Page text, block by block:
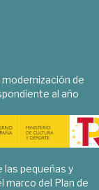
modernización de
al año
las pequeñas y
marco del Plan de